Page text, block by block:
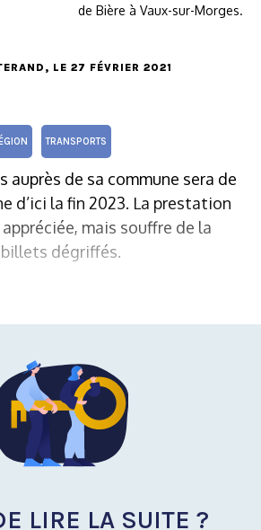
de Bière à Vaux-sur-Morges.
, LE 27 FÉVRIER 2021
TRANSPORTS
auprès de sa commune sera de
d’ici la fin 2023. La prestation
mais souffre de la
dégriffés.
LIRE LA SUITE ?